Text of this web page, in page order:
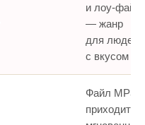
и лоу-фай
— жанр
для людей
с вкусом
Файл MP3
приходит